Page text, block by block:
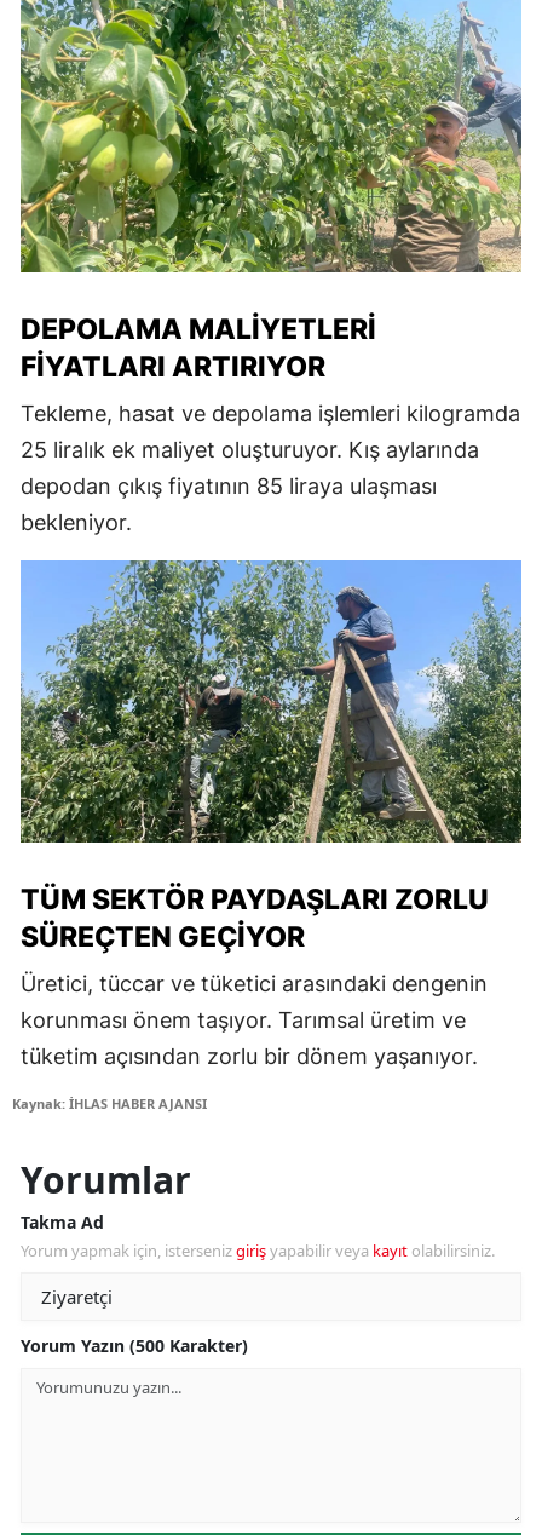
DEPOLAMA MALIYETLERI
FIYATLARI ARTIRIYOR
Tekleme, hasat ve depolama işlemleri kilogramda
25 liralık ek maliyet oluşturuyor. Kış aylarında
depodan çıkış fiyatının 85 liraya ulaşması
bekleniyor.
TÜM SEKTÖR PAYDAŞLARI ZORLU
SÜREÇTEN GEÇIYOR
Üretici, tüccar ve tüketici arasındaki dengenin
korunması önem taşıyor. Tarımsal üretim ve
tüketim açısından zorlu bir dönem yaşanıyor.
Kaynak: İHLAS HABER AJANSI
Yorumlar
Takma Ad
Yorum yapmak için, istersenizgirişyapabilir veya kayıt olabilirsiniz.
Yorum Yazın (500 Karakter)